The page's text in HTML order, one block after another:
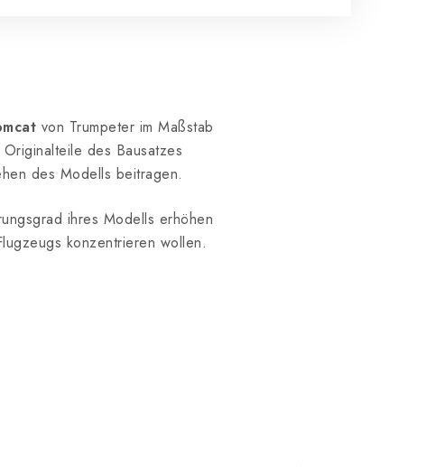
von Trumpeter im Maßstab
des Bausatzes
des Modells beitragen.
ihres Modells erhöhen
konzentrieren wollen.